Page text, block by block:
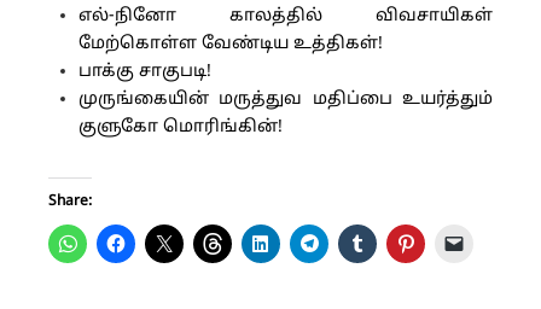
எல்-நினோ காலத்தில் விவசாயிகள்
மேற்கொள்ள வேண்டிய உத்திகள்!
பாக்கு சாகுபடி!
முருங்கையின் மருத்துவ மதிப்பை உயர்த்தும்
குளுகோ மொரிங்கின்!
Share: